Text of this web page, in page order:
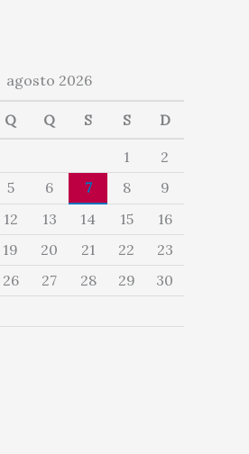
agosto 2026
Q Q S S D
1
2
5 6 7 8
9
12 13 14 15
16
19 20 21 22
23
26 27 28 29
30